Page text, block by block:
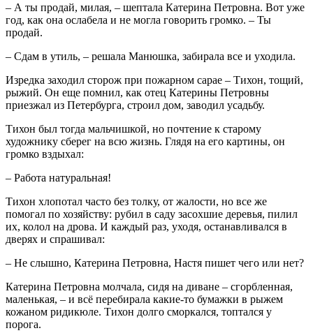
– А ты продай, милая, – шептала Катерина Петровна. Вот уже
год, как она ослабела и не могла говорить громко. – Ты
продай.
– Сдам в утиль, – решала Манюшка, забирала все и уходила.
Изредка заходил сторож при пожарном сарае – Тихон, тощий,
рыжий. Он еще помнил, как отец Катерины Петровны
приезжал из Петербурга, строил дом, заводил усадьбу.
Тихон был тогда мальчишкой, но почтение к старому
художнику сберег на всю жизнь. Глядя на его картины, он
громко вздыхал:
– Работа натуральная!
Тихон хлопотал часто без толку, от жалости, но все же
помогал по хозяйству: рубил в саду засохшие деревья, пилил
их, колол на дрова. И каждый раз, уходя, останавливался в
дверях и спрашивал:
– Не слышно, Катерина Петровна, Настя пишет чего или нет?
Катерина Петровна молчала, сидя на диване – сгорбленная,
маленькая, – и всё перебирала какие-то бумажки в рыжем
кожаном ридикюле. Тихон долго сморкался, топтался у
порога.